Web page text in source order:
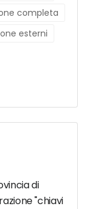
completa
esterni
di
"chiavi